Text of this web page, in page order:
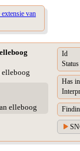
van
elleboog
elleboog
Id
Status
Has